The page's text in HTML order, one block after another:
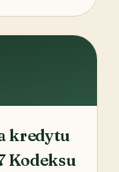
kredytu
Kodeksu